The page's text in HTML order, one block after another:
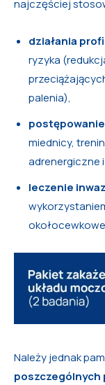
najczęściej
działania
ryzyka
palenia),
miednicy,
adrenergiczne
leczenie
Należy jednak
poszczególnych